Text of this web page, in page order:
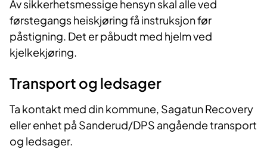
Av sikkerhetsmessige hensyn skal alle ved
førstegangs heiskjøring få instruksjon før
påstigning. Det er påbudt med hjelm ved
kjelkekjøring.
Transport og ledsager
Ta kontakt med din kommune, Sagatun Recovery
eller enhet på Sanderud/DPS angående transport
og ledsager.